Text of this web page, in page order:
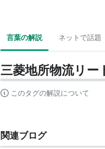
言葉の解説 ネットで話題
三菱地所物流リー
このタグの解説について
関連ブログ